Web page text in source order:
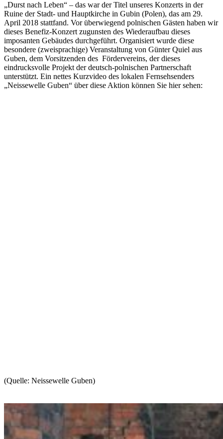
„Durst nach Leben“ – das war der Titel unseres Konzerts in der
Ruine der Stadt- und Hauptkirche in Gubin (Polen), das am 29.
April 2018 stattfand. Vor überwiegend polnischen Gästen haben wir
dieses Benefiz-Konzert zugunsten des Wiederaufbau dieses
imposanten Gebäudes durchgeführt. Organisiert wurde diese
besondere (zweisprachige) Veranstaltung von Günter Quiel aus
Guben, dem Vorsitzenden des Fördervereins, der dieses
eindrucksvolle Projekt der deutsch-polnischen Partnerschaft
unterstützt. Ein nettes Kurzvideo des lokalen Fernsehsenders
„Neissewelle Guben“ über diese Aktion können Sie hier sehen:
(Quelle: Neissewelle Guben)